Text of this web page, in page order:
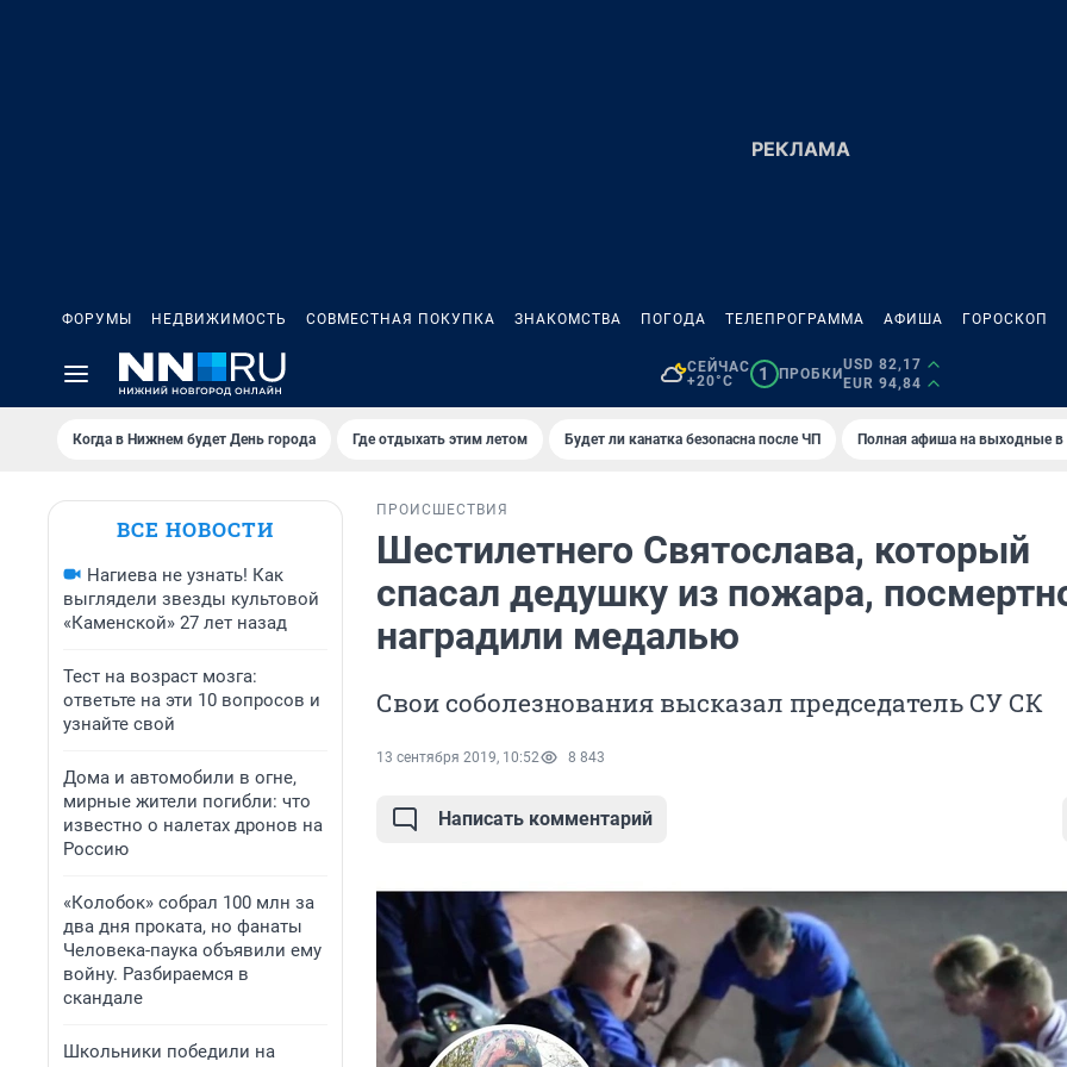
ФОРУМЫ НЕДВИЖИМОСТЬ СОВМЕСТНАЯ ПОКУПКА ЗНАКОМСТВА ПОГОДА ТЕЛЕПРОГРАММА АФИША ГОРОСКОП
СЕЙЧАС
+20°C
1 ПРОБКИ
USD 82,17
EUR 94,84
Когда в Нижнем будет День города Где отдыхать этим летом Будет ли канатка безопасна после ЧП Полная афиша на выходные
ВСЕ НОВОСТИ
Нагиева не узнать! Как
выглядели звезды культовой
«Каменской» 27 лет назад
Тест на возраст мозга:
ответьте на эти 10 вопросов и
узнайте свой
Дома и автомобили в огне,
мирные жители погибли: что
известно о налетах дронов на
Россию
«Колобок» собрал 100 млн за
два дня проката, но фанаты
Человека-паука объявили ему
войну. Разбираемся в
скандале
Школьники победили на
ПРОИСШЕСТВИЯ
Шестилетнего Святослава, который
спасал дедушку из пожара,
наградили медалью
Свои соболезнования высказал председатель СУ СК
13 сентября 2019, 10:52 8 843
Написать комментарий